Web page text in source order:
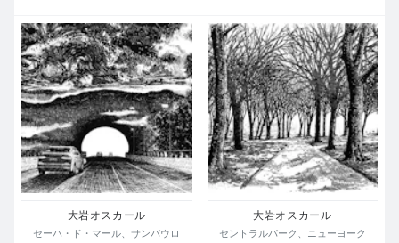
が、アーティストの空想の旅を、全世界の人と分かち合う
手段としてシルクスクリーンによる当版画作品シリーズが
生まれました。
(*) Quarantine＝隔離、検疫
---
大岩オスカール
セーハ・ド・マール、サンパウロ
大岩オスカール
セントラルパーク、ニューヨーク